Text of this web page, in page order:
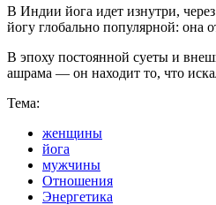
В Индии йога идет изнутри,
йогу глобально популярной: она
В эпоху постоянной суеты и
ашрама — он находит то, что
Тема:
женщины
йога
мужчины
Отношения
Энергетика